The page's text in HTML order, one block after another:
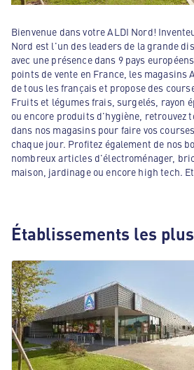
Bienvenue dans votre ALDI Nord!
Nord est l'un des leaders de la grande
avec une présence dans 9 pays
points de vente en France, les magasins
de tous les français et propose des
Fruits et légumes frais, surgelés, rayon
ou encore produits d'hygiène, retrouvez
dans nos magasins pour faire vos
chaque jour. Profitez également de nos
nombreux articles d'électroménager,
maison, jardinage ou encore high tech.
Établissements les